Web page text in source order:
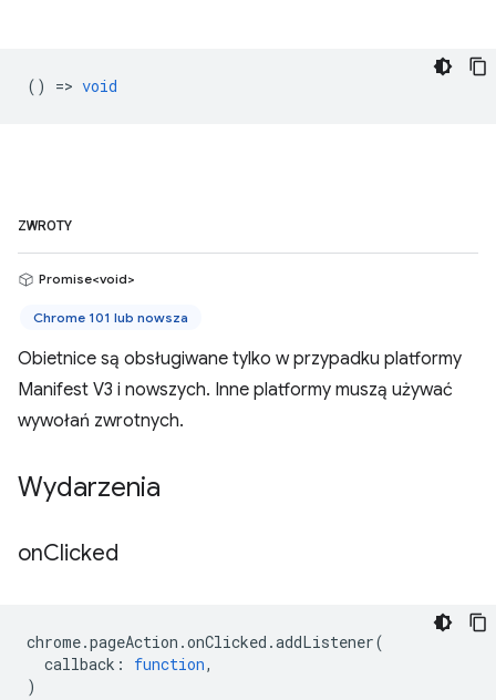
() => void
ZWROTY
Promise<void>
Chrome 101 lub nowsza
Obietnice są obsługiwane tylko w przypadku platformy
Manifest V3 i nowszych. Inne platformy muszą używać
wywołań zwrotnych.
Wydarzenia
onClicked
chrome.pageAction .onClicked .addListener(
callback : function,
)